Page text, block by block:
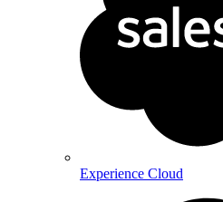
Experience Cloud